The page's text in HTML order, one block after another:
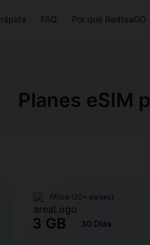
FAQ Por qué RedteaGO
Planes eSIM
África (20+ países)
3 GB 30 Días